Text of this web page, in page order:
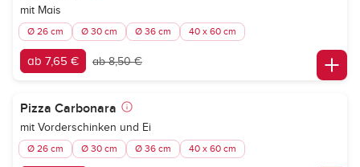
mit Mais
Ø 26 cm Ø 30 cm Ø 36 cm 40 x 60 cm
ab 7,65 € ab 8,50 €
Pizza Carbonara
mit Vorderschinken und Ei
Ø 26 cm Ø 30 cm Ø 36 cm 40 x 60 cm